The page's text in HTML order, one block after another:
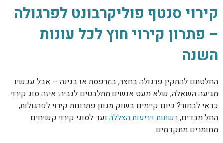
קירוי סנטף פוליקרבונט לפרגולה
– פתרון קירוי חוץ לכל עונות
השנה
החלטתם להתקין פרגולה בחצר, במרפסת או בגינה – אבל עכשיו
מגיעה השאלה, שלא מעט אנשים מתלבטים לגביה: איזה סוג קירוי
כדאי לבחור? כיום קיימים בשוק מגוון פתרונות קירוי לפרגולות,
החל מבדים,רשתות ויריעות הצללה ועד לסוגי קירוי קשיחים
מחומרים מתקדמים.